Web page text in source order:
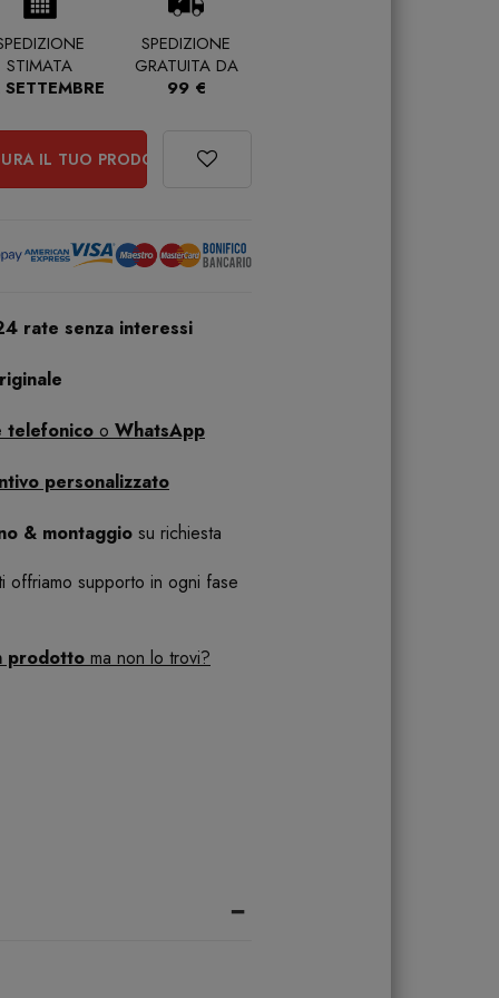
STIMATA
SPEDIZIONE
GRATUITA DA
99 €
IL TUO PRODOTTO
rate senza interessi
telefonico o WhatsApp
personalizzato
& montaggio su richiesta
offriamo supporto in ogni fase
prodotto ma non lo trovi?
-